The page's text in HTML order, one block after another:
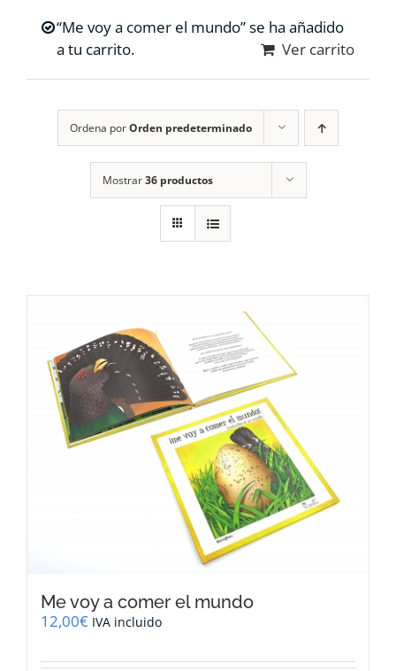
“Me voy a comer el mundo” se ha añadido
a tu carrito.
Ver carrito
Ordena porOrden predeterminado
Mostrar36 productos
Me voy a comer el mundo
12,00€ IVA incluido